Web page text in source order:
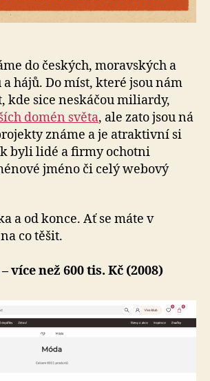
do českých, moravských a
hájů. Do míst, které jsou nám
kde sice neskáčou miliardy,
domén světa, ale zato jsou ná
známe a je atraktivní si
byli lidé a firmy ochotni
jméno či celý webový
a od konce. Ať se máte v
co těšit.
více než 600 tis. Kč (2008)